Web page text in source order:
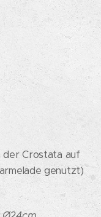
der Crostata auf
genutzt)